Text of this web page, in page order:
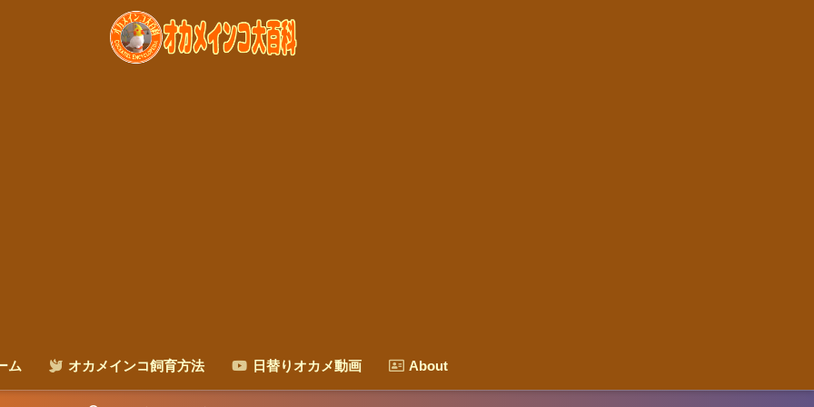
ム オカメインコ飼育方法 日替りオカメ動画 About